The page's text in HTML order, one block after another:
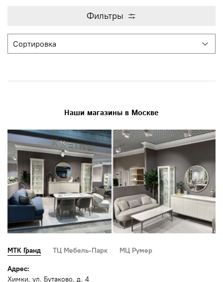
Фильтры
Наши магазины в Москве
МТК Гранд ТЦ Мебель-Парк МЦ Румер
Адрес:
Химки, ул. Бутаково, д. 4